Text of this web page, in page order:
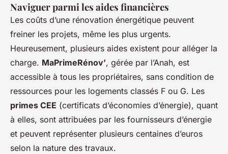
Naviguer parmi les aides financières
Les coûts d’une rénovation énergétique peuvent
freiner les projets, même les plus urgents.
Heureusement, plusieurs aides existent pour alléger la
charge. MaPrimeRénov’, gérée par l’Anah, est
accessible à tous les propriétaires, sans condition de
ressources pour les logements classés F ou G. Les
primes CEE (certificats d’économies d’énergie), quant
à elles, sont attribuées par les fournisseurs d’énergie
et peuvent représenter plusieurs centaines d’euros
selon la nature des travaux.